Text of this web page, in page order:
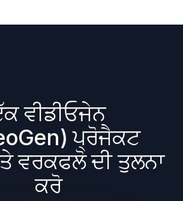
ਵੀਡੀਓਜੇਨ
ਪ੍ਰੋਜੈਕਟ
ਵਰਕਫਲੋ ਦੀ ਤੁਲਨਾ
ਕਰੋ